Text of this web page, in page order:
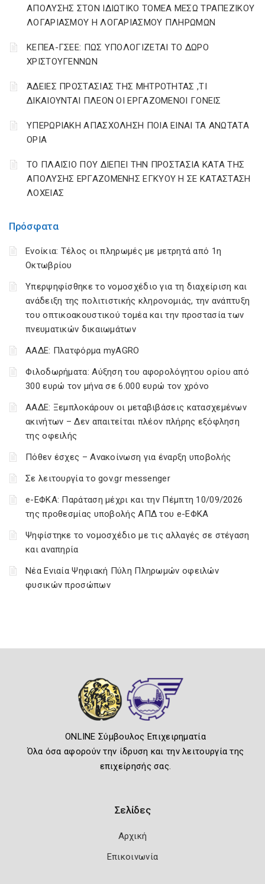
Πρόσφατα
Ενοίκια: Τέλος οι πληρωμές με μετρητά από 1η
Οκτωβρίου
Υπερψηφίσθηκε το νομοσχέδιο για τη διαχείριση και
ανάδειξη της πολιτιστικής κληρονομιάς, την ανάπτυξη
του οπτικοακουστικού τομέα και την προστασία των
πνευματικών δικαιωμάτων
ΑΑΔΕ: Πλατφόρμα myAGRO
Φιλοδωρήματα: Αύξηση του αφορολόγητου ορίου από
300 ευρώ τον μήνα σε 6.000 ευρώ τον χρόνο
ΑΑΔΕ: Ξεμπλοκάρουν οι μεταβιβάσεις κατασχεμένων
ακινήτων – Δεν απαιτείται πλέον πλήρης εξόφληση
της οφειλής
Πόθεν έσχες – Ανακοίνωση για έναρξη υποβολής
Σε λειτουργία το gov.gr messenger
e-ΕΦΚΑ: Παράταση μέχρι και την Πέμπτη 10/09/2026
της προθεσμίας υποβολής ΑΠΔ του e-ΕΦΚΑ
Ψηφίστηκε το νομοσχέδιο με τις αλλαγές σε στέγαση
και αναπηρία
Νέα Ενιαία Ψηφιακή Πύλη Πληρωμών οφειλών
φυσικών προσώπων
ΑΠΟΛΥΣΗΣ ΣΤΟΝ ΙΔΙΩΤΙΚΟ ΤΟΜΕΑ ΜΕΣΩ ΤΡΑΠΕΖΙΚΟΥ
ΛΟΓΑΡΙΑΣΜΟΥ Η ΛΟΓΑΡΙΑΣΜΟΥ ΠΛΗΡΩΜΩΝ
ΚΕΠΕΑ-ΓΣΕΕ: ΠΩΣ ΥΠΟΛΟΓΙΖΕΤΑΙ ΤΟ ΔΩΡΟ
ΧΡΙΣΤΟΥΓΕΝΝΩΝ
ΆΔΕΙΕΣ ΠΡΟΣΤΑΣΙΑΣ ΤΗΣ ΜΗΤΡΟΤΗΤΑΣ ,ΤΙ
ΔΙΚΑΙΟΥΝΤΑΙ ΠΛΕΟΝ ΟΙ ΕΡΓΑΖΟΜΕΝΟΙ ΓΟΝΕΙΣ
ΥΠΕΡΩΡΙΑΚΗ ΑΠΑΣΧΟΛΗΣΗ ΠΟΙΑ ΕΙΝΑΙ ΤΑ ΑΝΩΤΑΤΑ
ΟΡΙΑ
ΤΟ ΠΛΑΙΣΙΟ ΠΟΥ ΔΙΕΠΕΙ ΤΗΝ ΠΡΟΣΤΑΣΙΑ ΚΑΤΑ ΤΗΣ
ΑΠΟΛΥΣΗΣ ΕΡΓΑΖΟΜΕΝΗΣ ΕΓΚΥΟΥ Η ΣΕ ΚΑΤΑΣΤΑΣΗ
ΛΟΧΕΙΑΣ
ONLINE Σύμβουλος Επιχειρηματία
Όλα όσα αφορούν την ίδρυση και την λειτουργία της
επιχείρησής σας.
Σελίδες
Αρχική
Επικοινωνία